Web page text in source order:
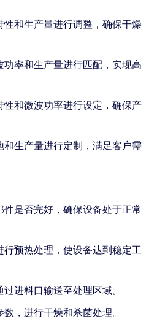
性和生产量进行调整，确保干燥
功率和生产量进行匹配，实现高
性和微波功率进行设定，确保产
和生产量进行定制，满足客户需
件是否完好，确保设备处于正常
行预热处理，使设备达到稳定工
进料口输送至处理区域。
，进行干燥和杀菌处理。